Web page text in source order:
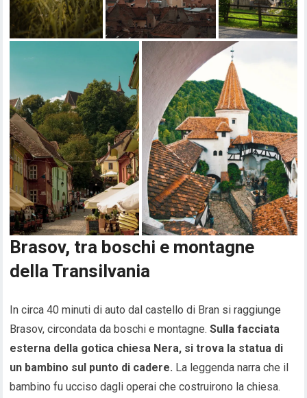
Brasov, tra boschi e montagne
della Transilvania
In circa 40 minuti di auto dal castello di Bran si raggiunge
Brasov, circondata da boschi e montagne.Sulla facciata
esterna della gotica chiesa Nera, si trova la statua di
un bambino sul punto di cadere. La leggenda narra che il
bambino fu ucciso dagli operai che costruirono la chiesa.